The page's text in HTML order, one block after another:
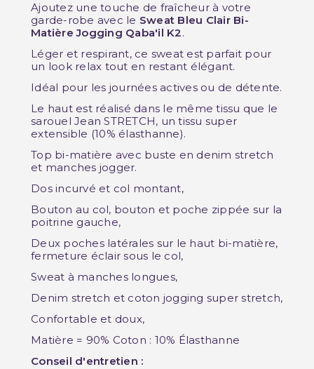
(1 avis)
Ajoutez une touche de fraîcheur à votre
garde-robe avec le Sweat Bleu Clair Bi-
Matière Jogging Qaba'il K2.
Léger et respirant, ce sweat est parfait pour
un look relax tout en restant élégant.
Idéal pour les journées actives ou de détente.
Le haut est réalisé dans le même tissu que le
sarouel Jean STRETCH, un tissu super
extensible (10% élasthanne).
Top bi-matière avec buste en denim stretch
et manches jogger.
Dos incurvé et col montant,
Bouton au col, bouton et poche zippée sur la
poitrine gauche,
Deux poches latérales sur le haut bi-matière,
fermeture éclair sous le col,
Sweat à manches longues,
Denim stretch et coton jogging super stretch,
Confortable et doux,
Matière = 90% Coton : 10% Élasthanne
Conseil d'entretien :